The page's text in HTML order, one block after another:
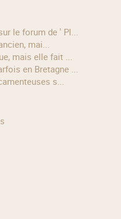
le forum de ' Pl...
mai...
mais elle fait ...
en Bretagne ...
s...